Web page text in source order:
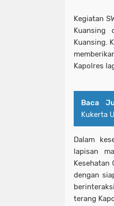
Kegiatan
Kuansing
Kuansing.
Kapolres
Baca
Kukerta
Dalam
lapisan
Kesehatan
dengan
terang